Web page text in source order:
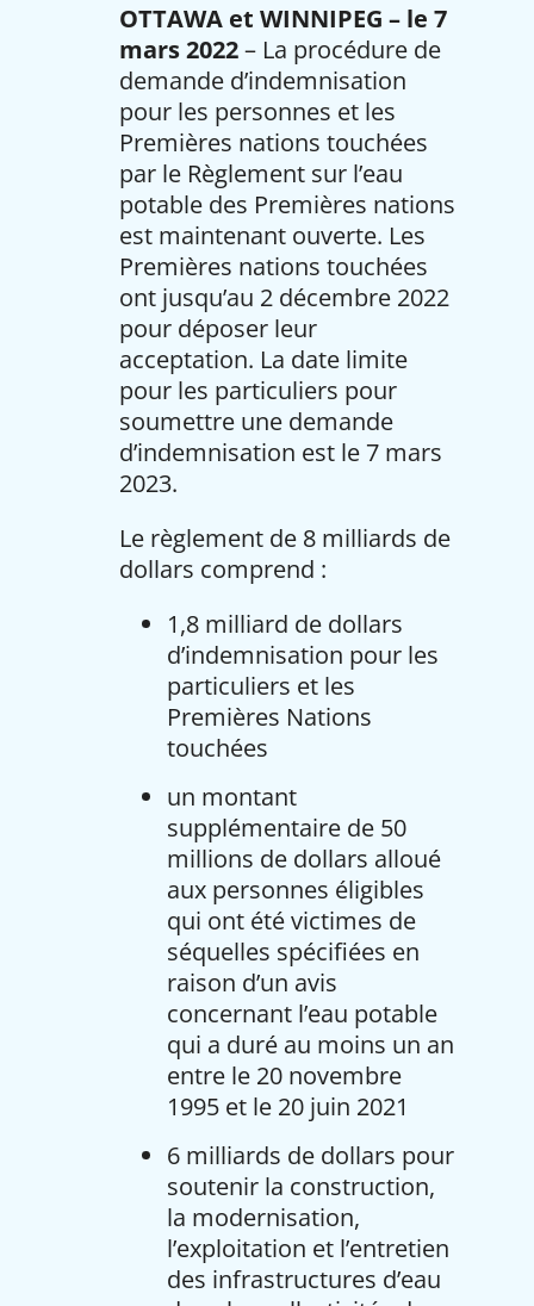
OTTAWA et WINNIPEG – le 7
mars 2022– La procédure de
demande d’indemnisation
pour les personnes et les
Premières nations touchées
par le Règlement sur l’eau
potable des Premières nations
est maintenant ouverte. Les
Premières nations touchées
ont jusqu’au 2 décembre 2022
pour déposer leur
acceptation. La date limite
pour les particuliers pour
soumettre une demande
d’indemnisation est le 7 mars
2023.
Le règlement de 8 milliards de
dollars comprend :
1,8 milliard de dollars
d’indemnisation pour les
particuliers et les
Premières Nations
touchées
un montant
supplémentaire de 50
millions de dollars alloué
aux personnes éligibles
qui ont été victimes de
séquelles spécifiées en
raison d’un avis
concernant l’eau potable
qui a duré au moins un an
entre le 20 novembre
1995 et le 20 juin 2021
6 milliards de dollars pour
soutenir la construction,
la modernisation,
l’exploitation et l’entretien
des infrastructures d’eau